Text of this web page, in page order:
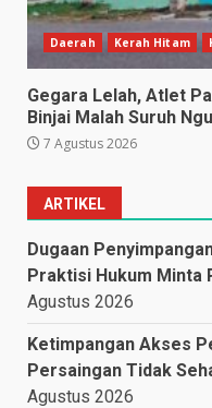
Daerah Kerah Hitam
Gegara Lelah, Atlet
Binjai Malah Suruh
7 Agustus 2026
ARTIKEL
Dugaan
Praktisi Hukum Minta
Agustus 2026
Ketimpangan Akses
Persaingan Tidak
Agustus 2026